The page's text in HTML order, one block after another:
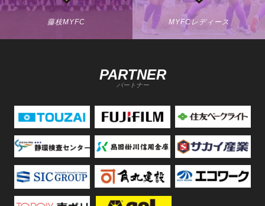
藤枝MYFC MYFCレディース
PARTNER
パートナー